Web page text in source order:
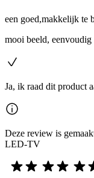
een goed,makkelijk te
mooi beeld,
Ja, ik raad dit product
Deze review is
LED-TV